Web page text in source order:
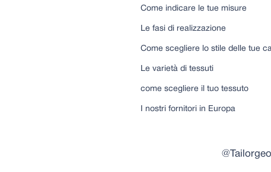
Come indicare le tue misure
Le fasi di realizzazione
Come scegliere lo stile delle tue
Le varietà di tessuti
come scegliere il tuo tessuto
I nostri fornitori in Europa